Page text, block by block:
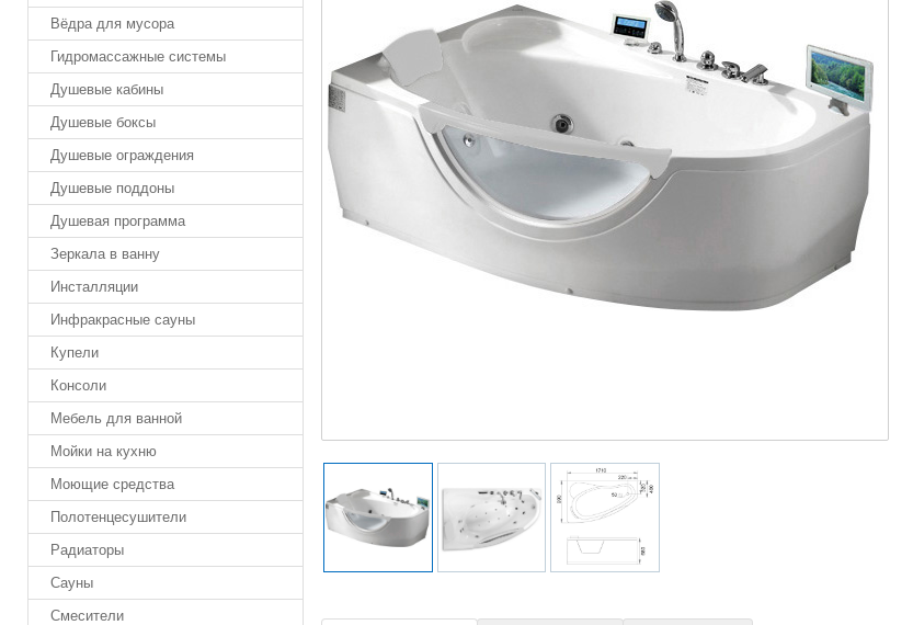
Вёдра для мусора
Гидромассажные системы
Душевые кабины
Душевые боксы
Душевые ограждения
Душевые поддоны
Душевая программа
Зеркала в ванну
Инсталляции
Инфракрасные сауны
Купели
Консоли
Мебель для ванной
Мойки на кухню
Моющие средства
Полотенцесушители
Радиаторы
Сауны
Смесители